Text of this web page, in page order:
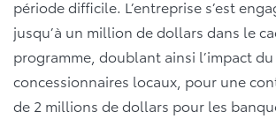
période difficile. L’entreprise s’est
jusqu’à un million de dollars dans le
programme, doublant ainsi l’impact
concessionnaires locaux, pour une
de 2 millions de dollars pour les